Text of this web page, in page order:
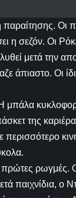
Οι
η σεζόν. Οι
μετά την
άπιαστο. Οι
μπάλα
της
περισσότερο
ρωγμές.
παιχνίδια, ο